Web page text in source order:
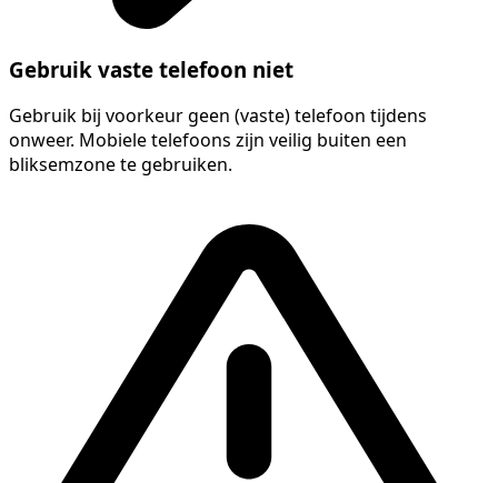
Gebruik vaste telefoon niet
Gebruik bij voorkeur geen (vaste) telefoon tijdens
onweer. Mobiele telefoons zijn veilig buiten een
bliksemzone te gebruiken.